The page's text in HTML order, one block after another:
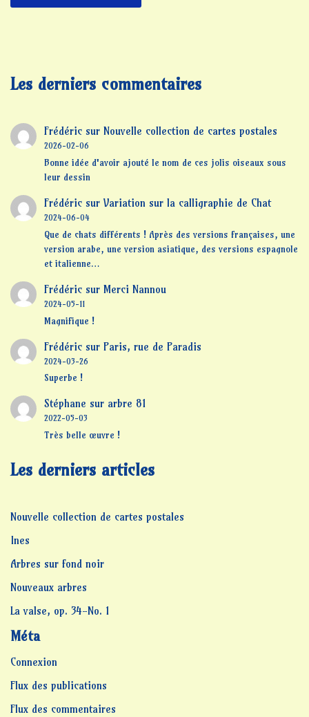
Les derniers commentaires
Frédéricsur Nouvelle collection de cartes postales
2026-02-06
Bonne idée d'avoir ajouté le nom de ces jolis oiseaux sous
leur dessin
Frédéricsur Variation sur la calligraphie de Chat
2024-06-04
Que de chats différents ! Après des versions françaises, une
version arabe, une version asiatique, des versions espagnole
et italienne…
Frédéricsur Merci Nannou
2024-05-11
Magnifique !
Frédéricsur Paris, rue de Paradis
2024-03-26
Superbe !
Stéphane sur arbre 81
2022-05-03
Très belle œuvre !
Les derniers articles
Nouvelle collection de cartes postales
Ines
Arbres sur fond noir
Nouveaux arbres
La valse, op. 34-No. 1
Méta
Connexion
Flux des publications
Flux des commentaires